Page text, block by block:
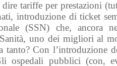
tariffe per prestazioni
introduzione di ticket
(SSN) che, ancora
uno dei migliori al
tanto? Con l’introduzione
ospedali pubblici (con,